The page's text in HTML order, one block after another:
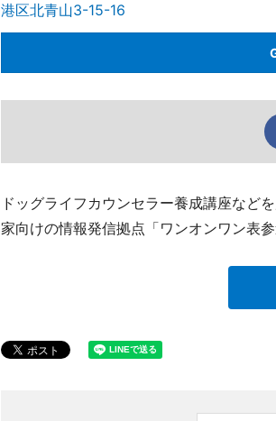
港区北青山3-15-16
ドッグライフカウンセラー養成講座など
家向けの情報発信拠点「ワンオンワン表